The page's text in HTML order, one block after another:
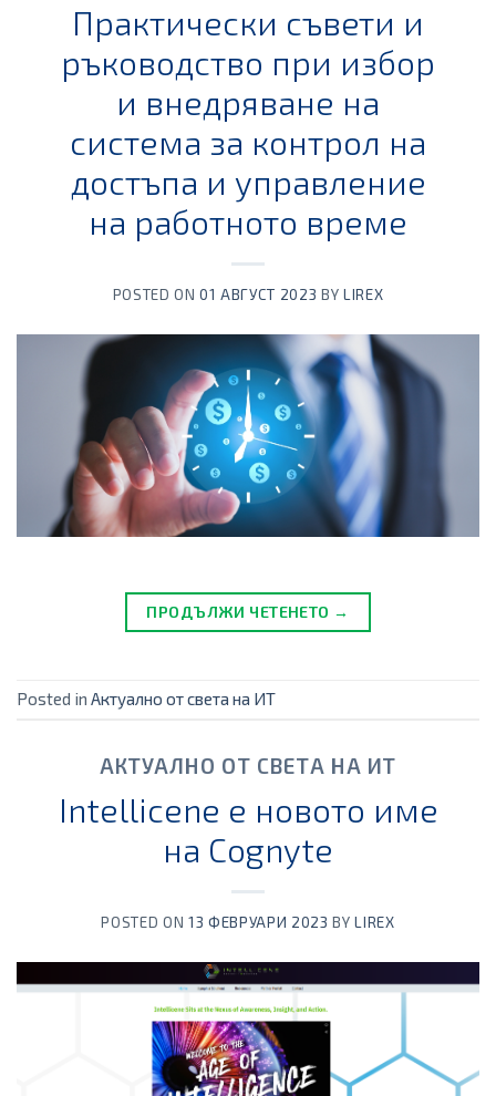
Практически съвети и
ръководство при избор
и внедряване на
система за контрол на
достъпа и управление
на работното време
POSTED ON01 АВГУСТ 2023 BYLIREX
ПРОДЪЛЖИ ЧЕТЕНЕТО →
Posted in Актуално от света на ИТ
АКТУАЛНО ОТ СВЕТА НА ИТ
Intellicene e новото име
на Cognyte
POSTED ON 13 ФЕВРУАРИ 2023 BYLIREX